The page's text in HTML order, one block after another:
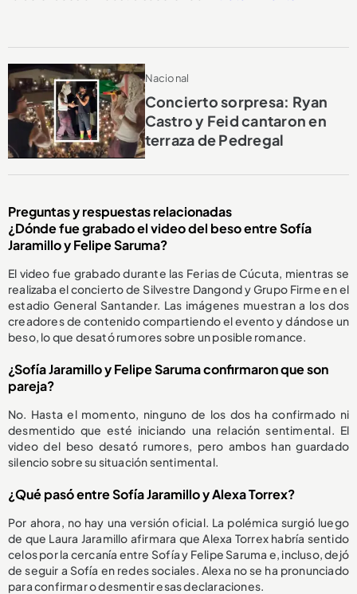
Nacional
Concierto sorpresa: Ryan
Castro y Feid cantaron en
terraza de Pedregal
Preguntas y respuestas relacionadas
¿Dónde fue grabado el video del beso entre Sofía
Jaramillo y Felipe Saruma?
El video fue grabado durante las Ferias de Cúcuta, mientras se
realizaba el concierto de Silvestre Dangond y Grupo Firme en el
estadio General Santander. Las imágenes muestran a los dos
creadores de contenido compartiendo el evento y dándose un
beso, lo que desató rumores sobre un posible romance.
¿Sofía Jaramillo y Felipe Saruma confirmaron que son
pareja?
No. Hasta el momento, ninguno de los dos ha confirmado ni
desmentido que esté iniciando una relación sentimental. El
video del beso desató rumores, pero ambos han guardado
silencio sobre su situación sentimental.
¿Qué pasó entre Sofía Jaramillo y Alexa Torrex?
Por ahora, no hay una versión oficial. La polémica surgió luego
de que Laura Jaramillo afirmara que Alexa Torrex habría sentido
celos por la cercanía entre Sofía y Felipe Saruma e, incluso, dejó
de seguir a Sofía en redes sociales. Alexa no se ha pronunciado
para confirmar o desmentir esas declaraciones.